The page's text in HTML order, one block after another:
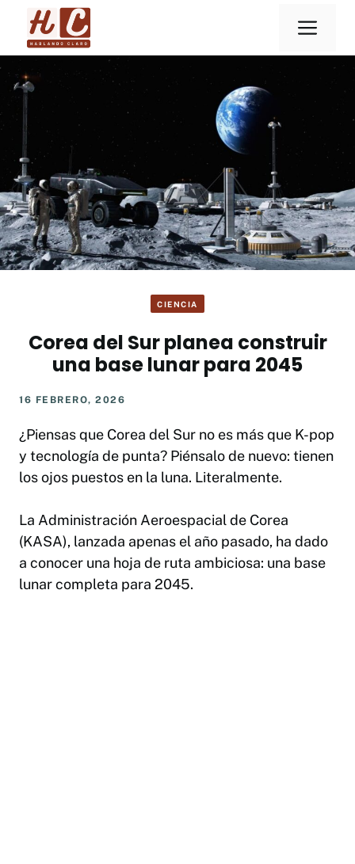
Saltar
contenido
CIENCIA
Corea del Sur planea construir
una base lunar para 2045
16 FEBRERO, 2026
¿Piensas que Corea del Sur no es más que K-pop
y tecnología de punta? Piénsalo de nuevo: tienen
los ojos puestos en la luna. Literalmente.
La Administración Aeroespacial de Corea
(KASA), lanzada apenas el año pasado, ha dado
a conocer una hoja de ruta ambiciosa: una base
lunar completa para 2045.